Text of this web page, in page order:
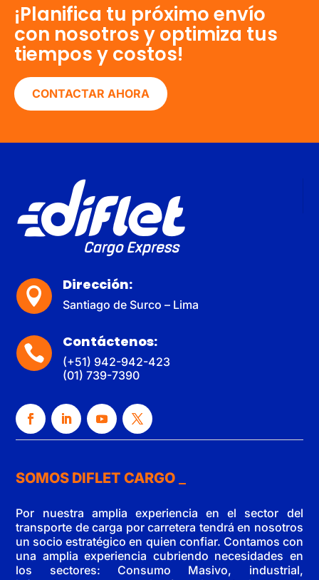
¡Planifica tu próximo envío
con nosotros y optimiza tus
tiempos y costos!
CONTACTAR AHORA

Dirección:
Santiago de Surco – Lima

Contáctenos:
(+51) 942-942-423
(01) 739-7390
SOMOS DIFLET CARGO
Por nuestra amplia experiencia en el sector del
transporte de carga por carretera tendrá en nosotros
un socio estratégico en quien confiar. Contamos con
una amplia experiencia cubriendo necesidades en
los sectores: Consumo Masivo, industrial,